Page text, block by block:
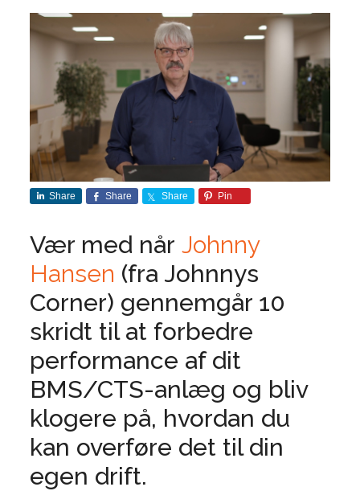
Share Share Share Pin
Vær med nårJohnny
Hansen (fra Johnnys
Corner) gennemgår 10
skridt til at forbedre
performance af dit
BMS/CTS-anlæg og bliv
klogere på, hvordan du
kan overføre det til din
egen drift.